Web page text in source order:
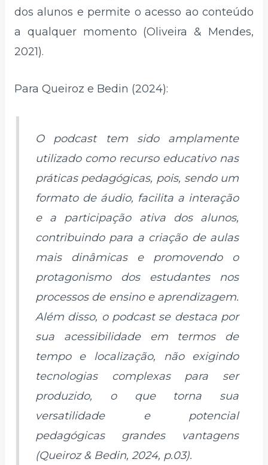
dos alunos e permite o acesso ao conteúdo
a qualquer momento (Oliveira & Mendes,
2021).
Para Queiroz e Bedin (2024):
O podcast
tem sido amplamente
utilizado como recurso educativo nas
práticas pedagógicas, pois, sendo um
formato de áudio, facilita a interação
e a participação ativa dos alunos,
contribuindo para a criação de aulas
mais dinâmicas e promovendo o
protagonismo dos estudantes nos
processos de ensino e aprendizagem.
Além disso, o podcast se destaca por
sua acessibilidade em termos de
tempo e localização, não exigindo
tecnologias complexas para ser
produzido, o que torna sua
versatilidade e potencial
pedagógicas grandes vantagens
(Queiroz & Bedin, 2024, p.03).